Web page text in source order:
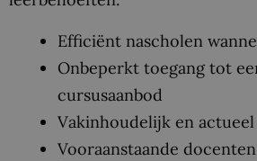
Efficiënt nascholen
Onbeperkt toegang tot
cursusaanbod
Vakinhoudelijk en actueel
Vooraanstaande docenten